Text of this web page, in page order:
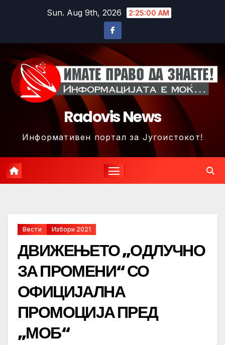
Sun. Aug 9th, 2026 2:25:02 AM
Radovis News
Информативен портал за Југоистокот!
Вести Избори 2021
ДВИЖЕЊЕТО „ОДЛУЧНО
ЗА ПРОМЕНИ“ СО
ОФИЦИЈАЛНА
ПРОМОЦИЈА ПРЕД
„МОБ“